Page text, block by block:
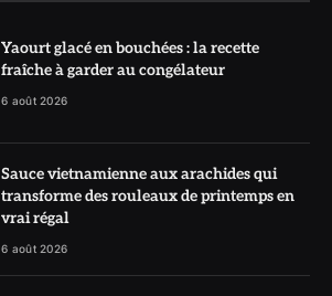
Yaourt glacé en bouchées : la recette
fraîche à garder au congélateur
6 août 2026
Sauce vietnamienne aux arachides qui
transforme des rouleaux de printemps en
vrai régal
6 août 2026